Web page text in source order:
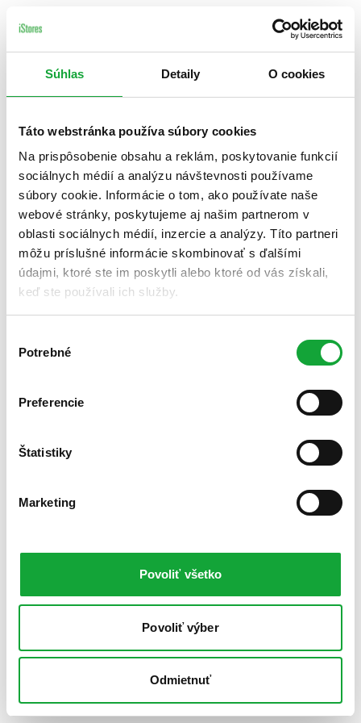
Súhlas Detaily O cookies
Táto webstránka používa súbory cookies
Na prispôsobenie obsahu a reklám, poskytovanie funkcií
sociálnych médií a analýzu návštevnosti používame
súbory cookie. Informácie o tom, ako používate naše
webové stránky, poskytujeme aj našim partnerom v
oblasti sociálnych médií, inzercie a analýzy. Títo partneri
môžu príslušné informácie skombinovať s ďalšími
údajmi, ktoré ste im poskytli alebo ktoré od vás získali,
keď ste používali ich služby.
súhlasu
Potrebné
Preferencie
Štatistiky
Marketing
Povoliť všetko
Povoliť výber
Odmietnuť